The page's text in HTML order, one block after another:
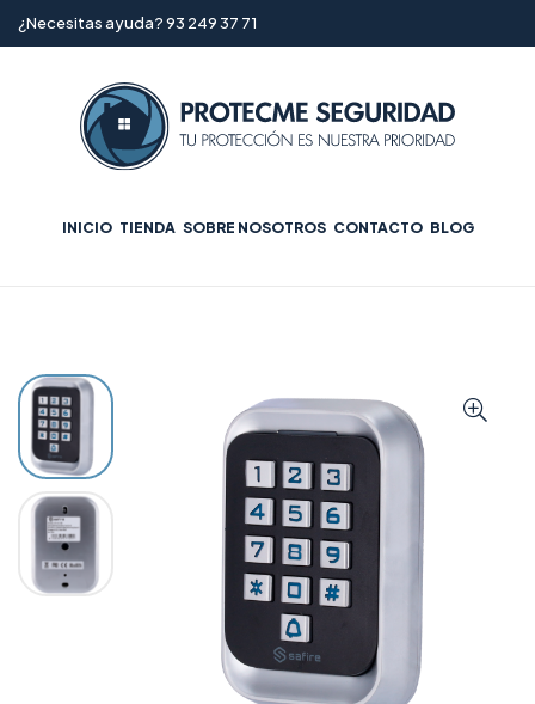
¿Necesitas ayuda? 93 249 37 71
INICIO TIENDA SOBRE NOSOTROS CONTACTO BLOG